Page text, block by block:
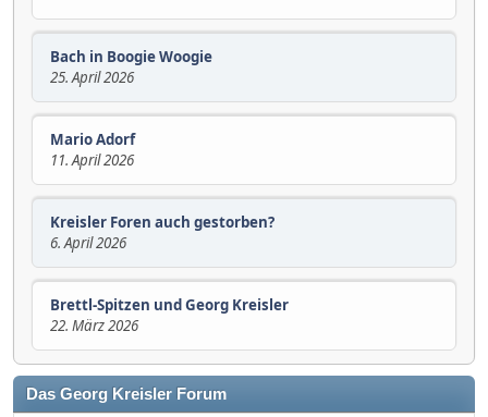
Bach in Boogie Woogie
25. April 2026
Mario Adorf
11. April 2026
Kreisler Foren auch gestorben?
6. April 2026
Brettl-Spitzen und Georg Kreisler
22. März 2026
Das Georg Kreisler Forum